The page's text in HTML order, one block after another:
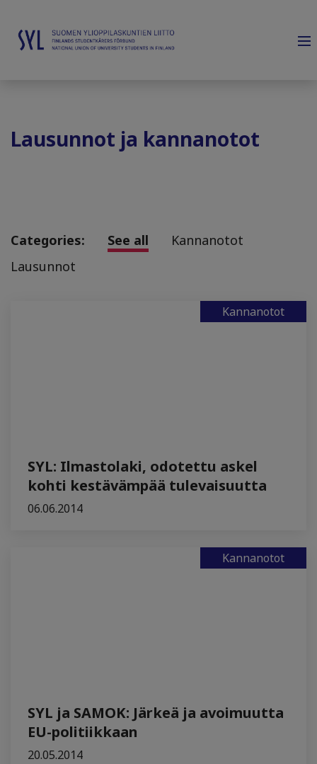
Lausunnot ja kannanotot
Categories: See all
Kannanotot
Lausunnot
Kannanotot
SYL: Ilmastolaki, odotettu askel
kohti kestävämpää tulevaisuutta
06.06.2014
Kannanotot
SYL ja SAMOK: Järkeä ja avoimuutta
EU-politiikkaan
20.05.2014